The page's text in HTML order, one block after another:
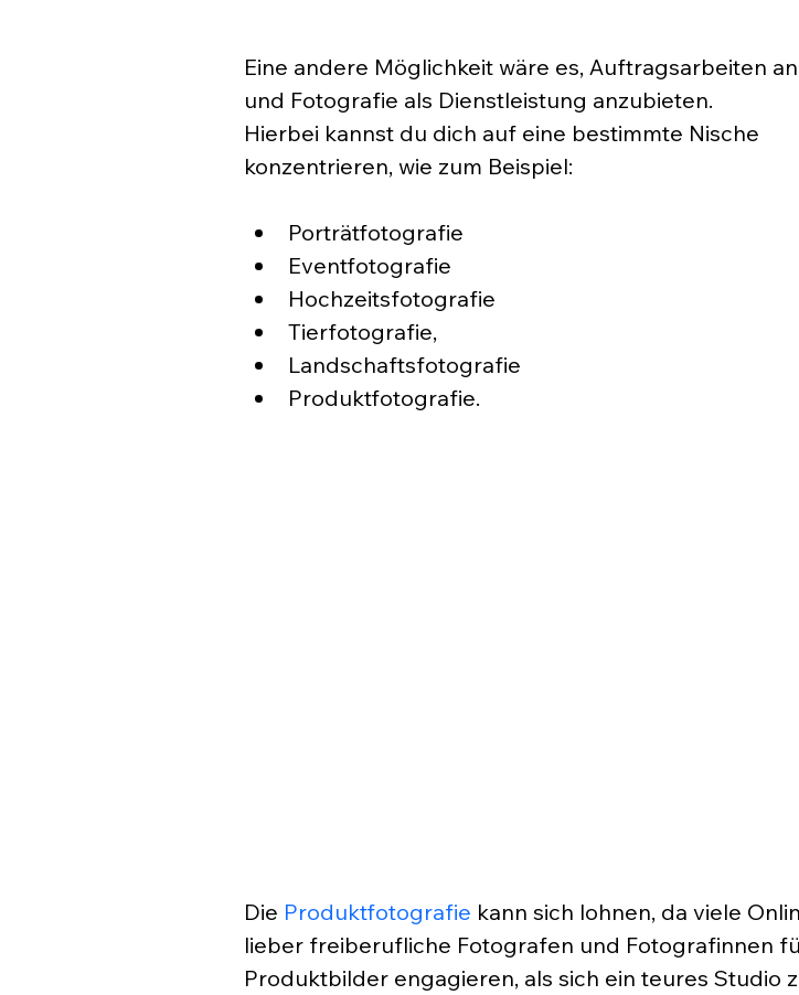
Eine andere Möglichkeit wäre es, Auftragsarbeiten
und Fotografie als Dienstleistung anzubieten.
Hierbei kannst du dich auf eine bestimmte Nische
konzentrieren, wie zum Beispiel:
Porträtfotografie
Eventfotografie
Hochzeitsfotografie
Tierfotografie,
Landschaftsfotografie
Produktfotografie.
Die Produktfotografie kann sich lohnen, da viele
lieber freiberufliche Fotografen und Fotografinnen
Produktbilder engagieren, als sich ein teures Studio